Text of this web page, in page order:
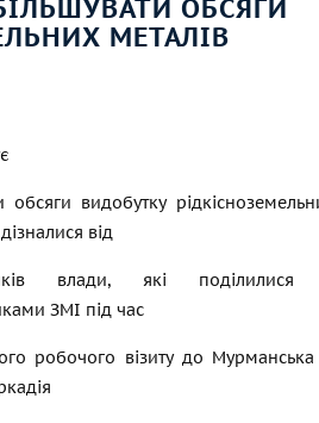
ОБСЯГИ
МЕТАЛІВ
обсяги видобутку
від
влади, які поділилися
ЗМІ під час
робочого візиту до Мурманська